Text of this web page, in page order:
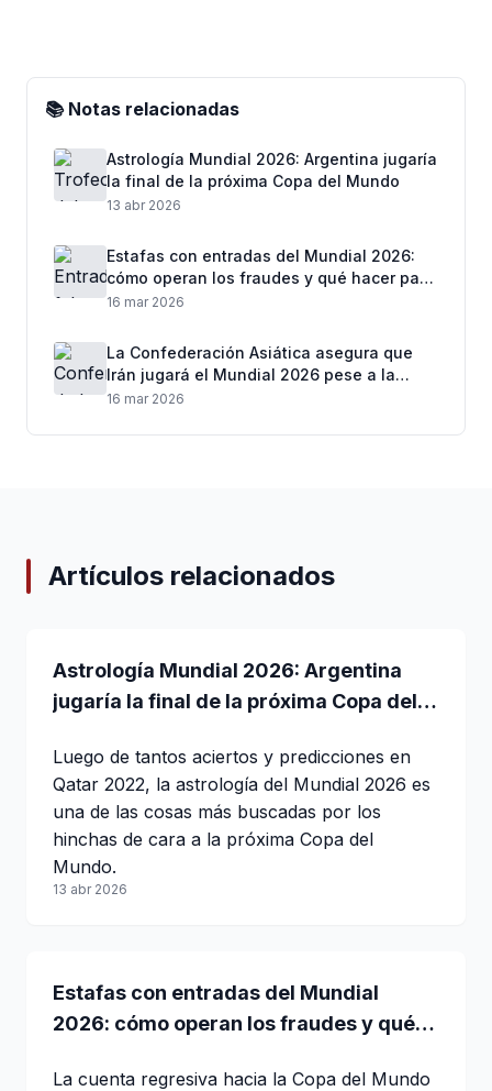
📚 Notas relacionadas
Astrología Mundial 2026: Argentina jugaría
la final de la próxima Copa del Mundo
13 abr 2026
Estafas con entradas del Mundial 2026:
cómo operan los fraudes y qué hacer para
no perder dinero
16 mar 2026
La Confederación Asiática asegura que
Irán jugará el Mundial 2026 pese a la
tensión internacional
16 mar 2026
Artículos relacionados
Astrología Mundial 2026: Argentina
jugaría la final de la próxima Copa del
Luego de tantos aciertos y predicciones en
Qatar 2022, la astrología del Mundial 2026 es
una de las cosas más buscadas por los
hinchas de cara a la próxima Copa del
Mundo.
13 abr 2026
Estafas con entradas del Mundial
2026: cómo operan los fraudes y qué
La cuenta regresiva hacia la Copa del Mundo